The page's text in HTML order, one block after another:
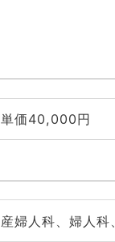
単価40,000円
産婦人科、婦人科